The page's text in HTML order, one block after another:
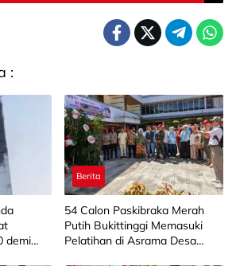
:
demi
Berita
‎54 Calon Paskibraka Merah
Putih Bukittinggi Memasuki
Pelatihan di Asrama Desa